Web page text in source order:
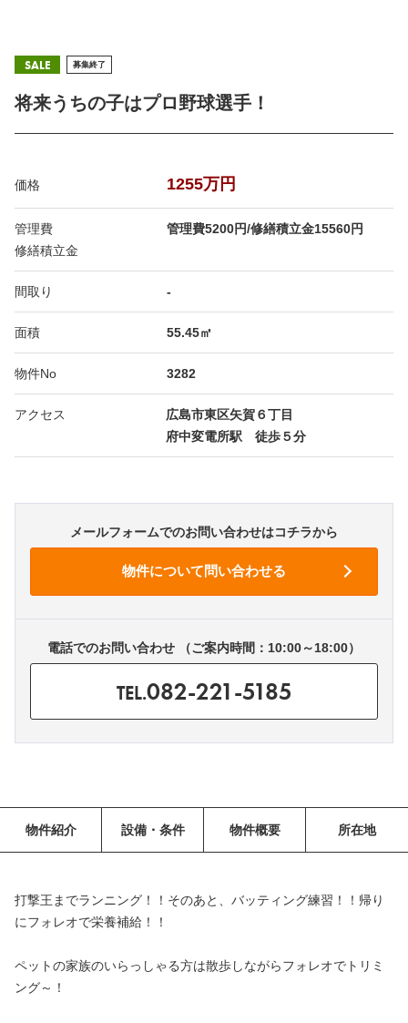
SALE 募集終了
将来うちの子はプロ野球選手！
価格 1255万円
管理費
修繕積立金
管理費5200円/修繕積立金15560円
間取り -
面積 55.45㎡
物件No 3282
アクセス
広島市東区矢賀６丁目
府中変電所駅 徒歩５分
メールフォームでのお問い合わせはコチラから
電話でのお問い合わせ （ご案内時間：10:00～18:00）
TEL.082-221-5185
物件紹介 設備・条件 物件概要 所在地
打撃王までランニング！！そのあと、バッティング練習！！帰り
にフォレオで栄養補給！！
ペットの家族のいらっしゃる方は散歩しながらフォレオでトリミ
ング～！